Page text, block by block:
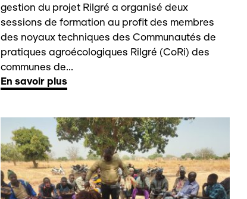
gestion du projet Rilgré a organisé deux
sessions de formation au profit des membres
des noyaux techniques des Communautés de
pratiques agroécologiques Rilgré (CoRi) des
communes de...
En savoir plus